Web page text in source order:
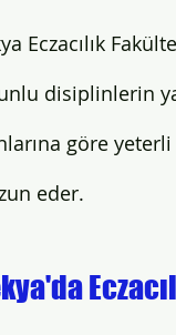
Eczacılık
disiplinlerin
göre
eder.